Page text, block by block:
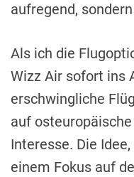
aufregend,
Als ich die
Wizz Air sofort ins
erschwingliche
auf
Interesse. Die
einem Fokus auf